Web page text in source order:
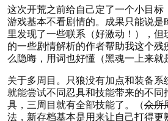
这次开荒之前给自己定了一个小目
游戏基本不看剧情的。成果只能说
里发现了一些联系（好激动！），
的一些剧情解析的作者帮助我这个
么隐晦，用词也好懂（黑魂一上来就
关于多周目。只狼没有加点和装备
就能尝试不同忍具和技能带来的不
具，三周目就有全部技能了。（众所
法，新存档基本是用来让自己打得